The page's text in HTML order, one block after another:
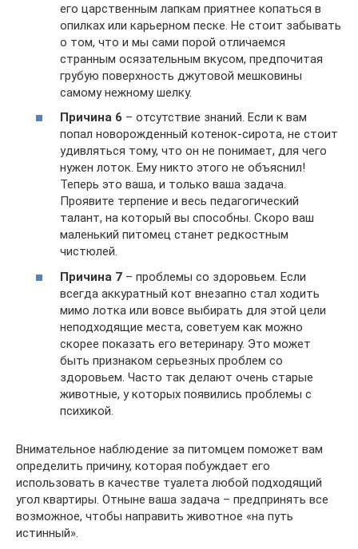
его царственным лапкам приятнее копаться в
опилках или карьерном песке. Не стоит забывать
о том, что и мы сами порой отличаемся
странным осязательным вкусом, предпочитая
грубую поверхность джутовой мешковины
самому нежному шелку.
Причина 6 – отсутствие знаний. Если к вам
попал новорожденный котенок-сирота, не стоит
удивляться тому, что он не понимает, для чего
нужен лоток. Ему никто этого не объяснил!
Теперь это ваша, и только ваша задача.
Проявите терпение и весь педагогический
талант, на который вы способны. Скоро ваш
маленький питомец станет редкостным
чистюлей.
Причина 7 – проблемы со здоровьем. Если
всегда аккуратный кот внезапно стал ходить
мимо лотка или вовсе выбирать для этой цели
неподходящие места, советуем как можно
скорее показать его ветеринару. Это может
быть признаком серьезных проблем со
здоровьем. Часто так делают очень старые
животные, у которых появились проблемы с
психикой.
Внимательное наблюдение за питомцем поможет вам
определить причину, которая побуждает его
использовать в качестве туалета любой подходящий
угол квартиры. Отныне ваша задача – предпринять все
возможное, чтобы направить животное «на путь
истинный».